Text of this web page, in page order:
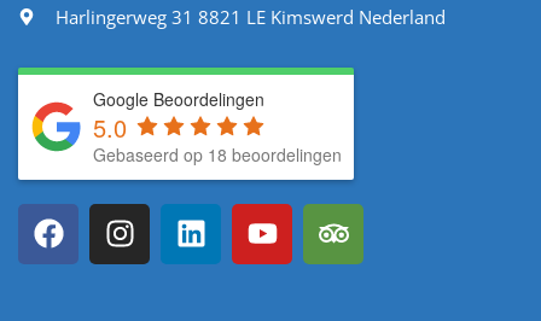
Harlingerweg 31 8821 LE Kimswerd Nederland
Google Beoordelingen
5.0
Gebaseerd op 18 beoordelingen